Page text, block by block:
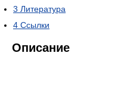
3 Литература
4 Ссылки
Описание